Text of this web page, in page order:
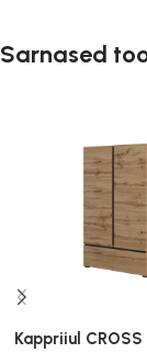
Sarnased
Kappriiul